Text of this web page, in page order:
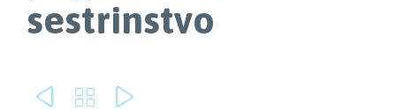
sestrinstvo
  